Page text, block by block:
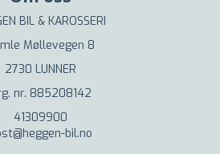
BIL & KAROSSERI
Møllevegen 8
2730 LUNNER
nr. 885208142
41309900
bil.no